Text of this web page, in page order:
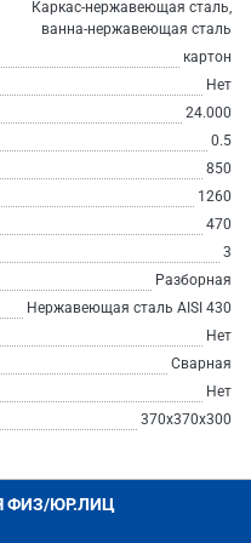
Каркас-нержавеющая сталь,
ванна-нержавеющая сталь
картон
Нет
24.000
0.5
850
1260
470
3
Разборная
Нержавеющая сталь AISI 430
Нет
Сварная
Нет
370х370х300
ФИЗ/ЮР.ЛИЦ